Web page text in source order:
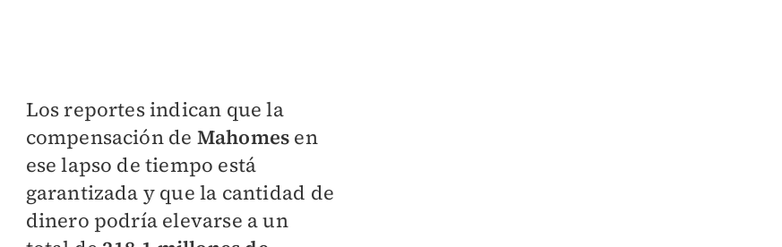
Los reportes indican que la
compensación de Mahomes en
ese lapso de tiempo está
garantizada y que la cantidad de
dinero podría elevarse a un